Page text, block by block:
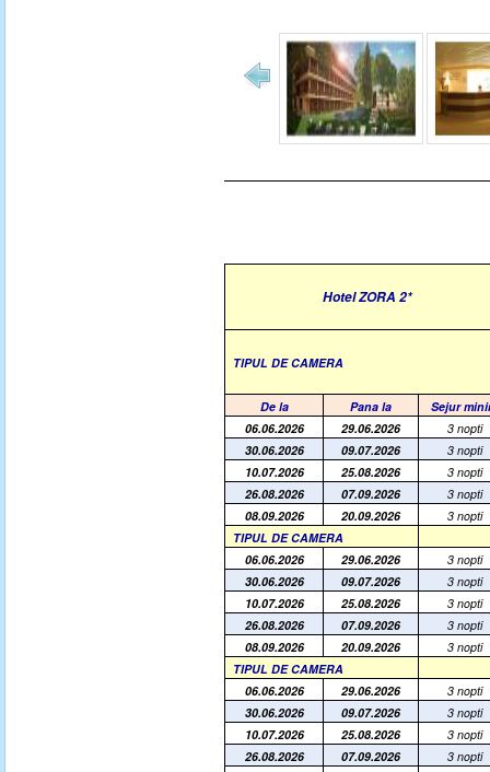
Hotel ZORA 2*
TIPUL DE CAMERA
De la Pana la
Sejur
06.06.2026 29.06.2026
3 nopti
30.06.2026
09.07.2026
3 nopti
10.07.2026
25.08.2026
3 nopti
26.08.2026 07.09.2026
3 nopti
08.09.2026 20.09.2026
3 nopti
TIPUL DE CAMERA
06.06.2026 29.06.2026
3 nopti
30.06.2026
09.07.2026
3 nopti
10.07.2026
25.08.2026
3 nopti
26.08.2026 07.09.2026
3 nopti
08.09.2026 20.09.2026
3 nopti
TIPUL DE CAMERA
06.06.2026 29.06.2026
3 nopti
30.06.2026
09.07.2026
3 nopti
10.07.2026
25.08.2026
3 nopti
26.08.2026 07.09.2026
3 nopti